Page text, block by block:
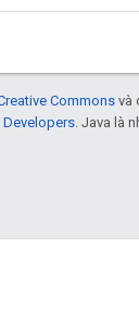
Commons và
Developers. Java là